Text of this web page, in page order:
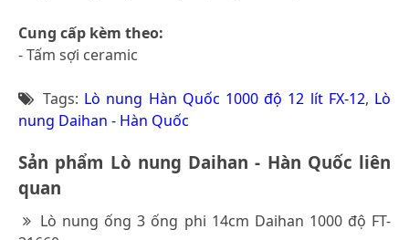
Cung cấp kèm theo:
- Tấm sợi ceramic
Tags: Lò nung Hàn Quốc 1000 độ 12 lít FX-12, Lò
nung Daihan - Hàn Quốc
Sản phẩm Lò nung Daihan - Hàn Quốc liên
quan
Lò nung ống 3 ống phi 14cm Daihan 1000 độ FT-